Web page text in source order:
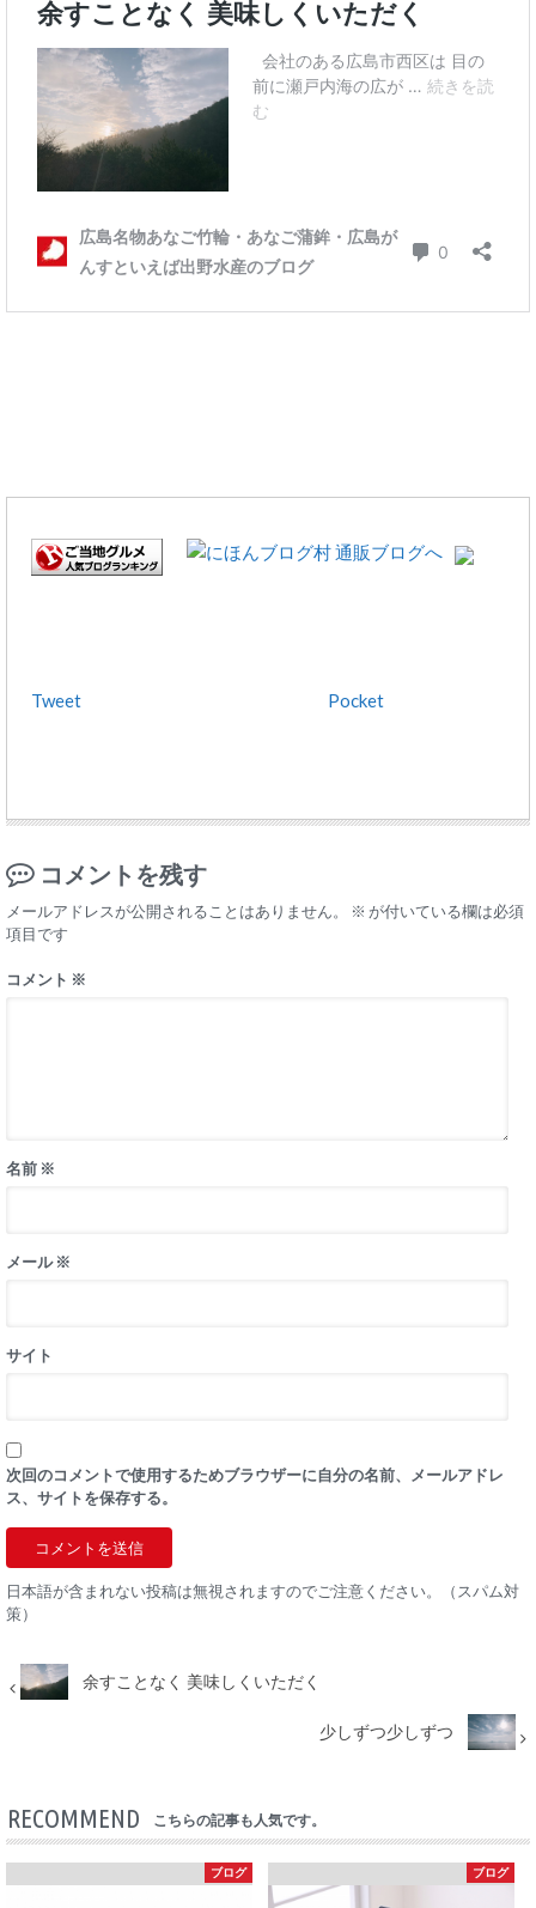
Tweet Pocket
コメントを残す
メールアドレスが公開されることはありません。 ※ が付いている欄は必須
項目です
コメント ※
名前 ※
メール※
サイト
次回のコメントで使用するためブラウザーに自分の名前、メールアドレ
ス、サイトを保存する。
日本語が含まれない投稿は無視されますのでご注意ください。（スパム対
策）
余すことなく 美味しくいただく
少しずつ少しずつ
RECOMMEND こちらの記事も人気です。
ブログ ブログ